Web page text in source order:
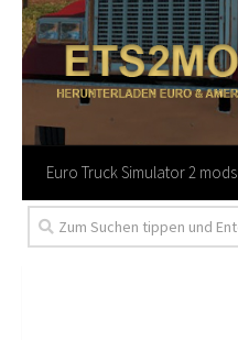
Euro Truck Simulator 2 mods